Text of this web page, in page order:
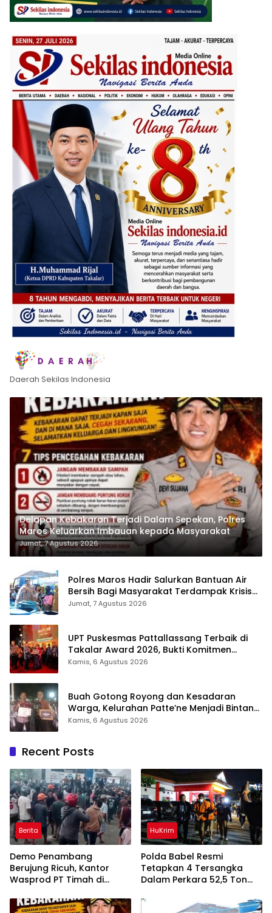
Daerah Sekilas Indonesia
Delapan Kebakaran Terjadi Dalam Sepekan, Polres
Maros Keluarkan Imbauan kepada Masyarakat
Jumat, 7 Agustus 2026
Polres Maros Hadir Salurkan Bantuan Air
Bersih Bagi Masyarakat Terdampak Krisis
Air Bersih Di Maros
Jumat, 7 Agustus 2026
UPT Puskesmas Pattallassang Terbaik di
Takalar Award 2026, Bukti Komitmen
Hadirkan Pelayanan Kesehatan Berkualitas
Kamis, 6 Agustus 2026
Buah Gotong Royong dan Kesadaran
Warga, Kelurahan Patte’ne Menjadi Bintang
Takalar Award 2026
Kamis, 6 Agustus 2026
Recent Posts
Berita
Demo Penambang
Berujung Ricuh, Kantor
Wasprod PT Timah di
HuKrim
Polda Babel Resmi
Tetapkan 4 Tersangka
Dalam Perkara 52,5 Ton
Belitung